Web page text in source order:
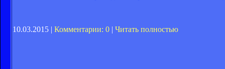
10.03.2015 | Комментарии: 0 | Читать полностью